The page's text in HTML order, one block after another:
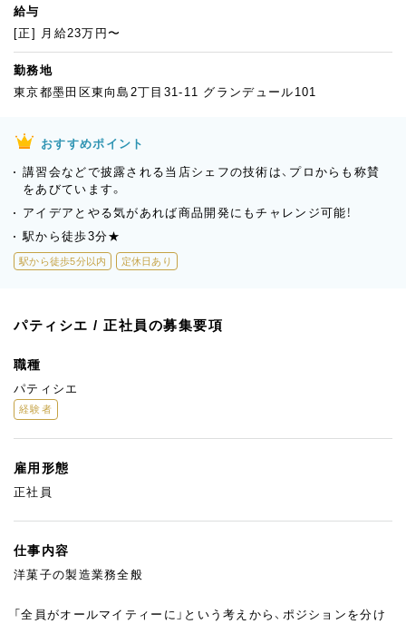
給与
[正] 月給23万円〜
勤務地
東京都墨田区東向島2丁目31-11 グランデュール101
おすすめポイント
講習会などで披露される当店シェフの技術は、プロからも称賛
をあびています。
アイデアとやる気があれば商品開発にもチャレンジ可能！
駅から徒歩3分★
駅から徒歩5分以内 定休日あり
パティシエ / 正社員の募集要項
職種
パティシエ
経験者
雇用形態
正社員
仕事内容
洋菓子の製造業務全般
「全員がオールマイティーに」という考えから、ポジションを分け